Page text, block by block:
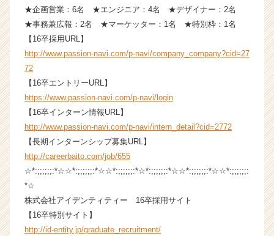
就
活
イ
ア
キ
ャ
リ
ア
（C
r
a
★企画営業：6名 ★エンジニア：4名 ★デザイナー：2名
★事務兼広報：2名 ★マーケッター：1名 ★特別枠：1名
【16卒採用URL】
http://www.passion-navi.com/p-navi/company_company?cid=27
72
【16卒エントリーURL】
https://www.passion-navi.com/p-navi/login
【16卒インターン情報URL】
http://www.passion-navi.com/p-navi/intern_detail?cid=2772
【長期インターンシップ募集URL】
http://careerbaito.com/job/655
☆*:;;;;;;:*☆☆*:;;;;;;:*☆☆*:;;;;;;:*☆*:;;;;;;:*☆☆*:;;;;;;:*☆☆*:;;;;;;:
*☆
株式会社アイデンティティー 16卒採用サイト
【16卒特別サイト】
http://id-entity.jp/graduate_recruitment/